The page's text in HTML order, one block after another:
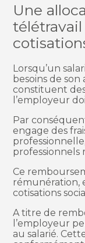
Une
Lorsqu’un
besoins de
constituent
l’employeur
Par
engage des
professionnels
Ce
rémunération,
cotisations
A titre de
l’employeur
au salarié.